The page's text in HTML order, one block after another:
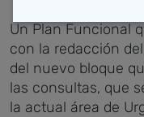
Un Plan Funcional
con la redacción
del nuevo bloque
las consultas, que
la actual área de